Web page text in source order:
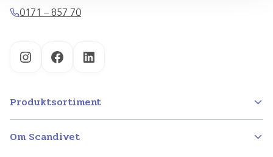
0171 – 857 70
InstagramFacebookLinkedIn
Produktsortiment
Om Scandivet